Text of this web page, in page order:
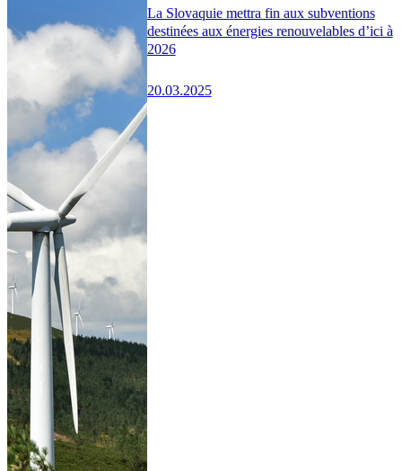
La Slovaquie mettra fin aux subventions
destinées aux énergies renouvelables d’ici à
2026
20.03.2025